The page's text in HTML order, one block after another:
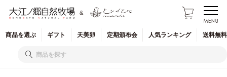
&
商品を選ぶ ギフト 天美卵 定期頒布会 人気ランキング 送料無